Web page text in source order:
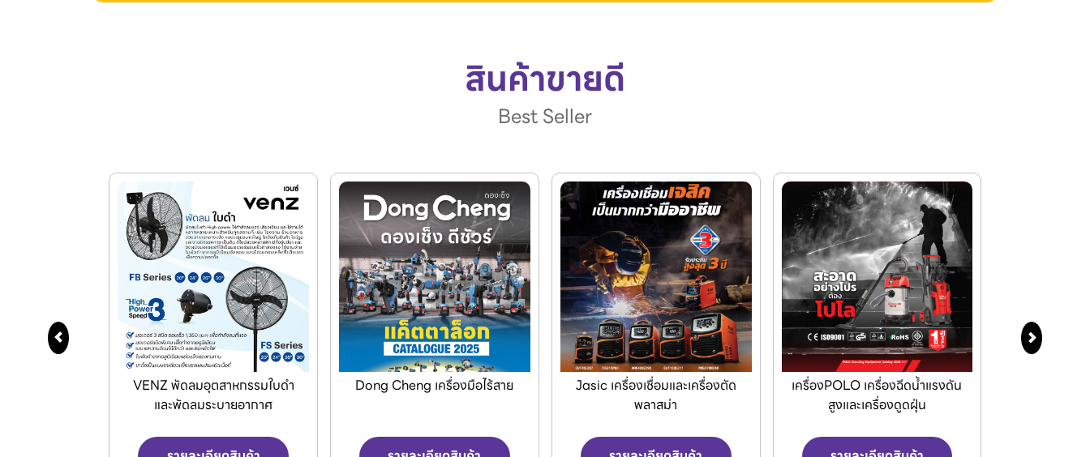
สินค้าขายดี
Best Seller
Dong Cheng เครื่องมือไร้สาย
Jasic เครื่องเชื่อมและเครื่องตัด
เครื่องPOLO เครื่องฉีดน้ำแรงดัน
สูงและเครื่องดูดฝุ่น
Makita เครื่องมือไฟฟ้าและ
เครื่องมือไร้สาย